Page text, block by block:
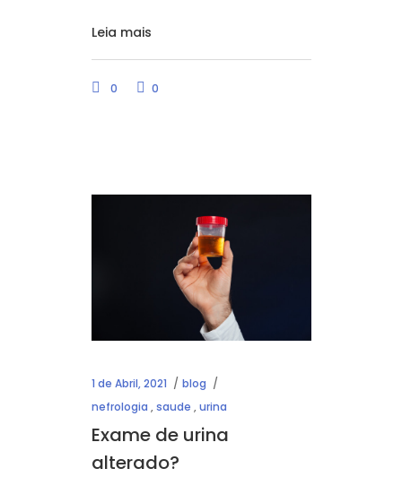
Leia mais
0 0
1 de Abril, 2021
blog
nefrologia ,saude ,urina
Exame de urina
alterado?